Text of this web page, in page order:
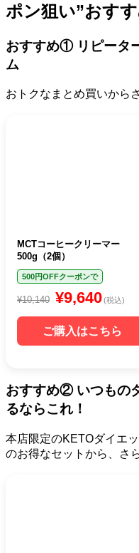
ポン狙い”おす
おすすめ① リピータ
ム
おトクなまとめ買いから
MCTコーヒークリーマー
500g（2個）
500円OFFクーポンで
¥10,140 ¥9,640(税込)
ご購入はこちら
おすすめ② いつもの
るならこれ！
本店限定のKETOダイエ
のお得なセットから、さ